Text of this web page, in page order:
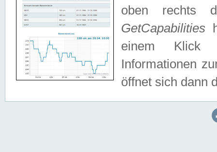
oben rechts
GetCapabilities
einem Klick
Informationen
öffnet sich dann